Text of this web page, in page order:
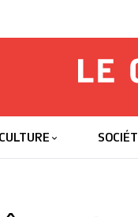
Le
CULTURE